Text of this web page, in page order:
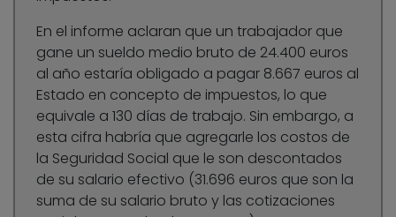
En el informe aclaran que un trabajador que
gane un sueldo medio bruto de 24.400 euros
al año estaría obligado a pagar 8.667 euros al
Estado en concepto de impuestos, lo que
equivale a 130 días de trabajo. Sin embargo, a
esta cifra habría que agregarle los costos de
la Seguridad Social que le son descontados
de su salario efectivo (31.696 euros que son la
suma de su salario bruto y las cotizaciones